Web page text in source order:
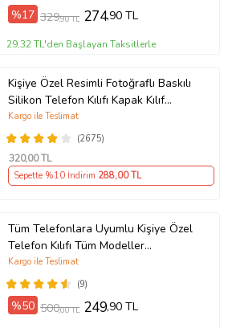
%17 329,90 TL 274,90 TL
29,32 TL'den Başlayan Taksitlerle
Kişiye Özel Resimli Fotoğraflı Baskılı
Silikon Telefon Kılıfı Kapak Kılıf
(Telefon Modelleri Açıklamada)
(2675)
Kargo ile Teslimat
320,00 TL
Sepette %10 İndirim 288,00 TL
Tüm Telefonlara Uyumlu Kişiye Özel
Telefon Kılıfı Tüm Modeller
Açıklamada
(9)
Kargo ile Teslimat
%50 500,00 TL 249,90 TL